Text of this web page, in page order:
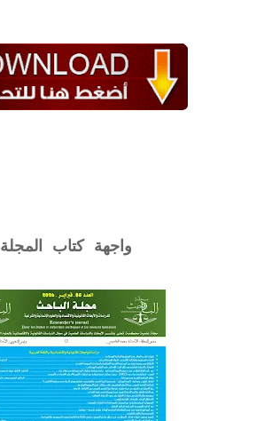
واجهة كتاب المجلة